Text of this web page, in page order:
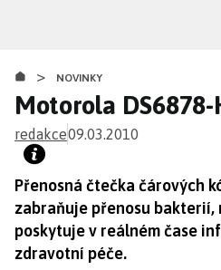
obsahu
> NOVINKY
Motorola DS6878-
redakce09.03.2010
Přenosná čtečka čárových
zabraňuje přenosu bakterií,
poskytuje v reálném čase
zdravotní péče.